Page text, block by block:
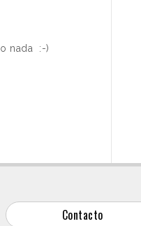
nada :-)
Contacto